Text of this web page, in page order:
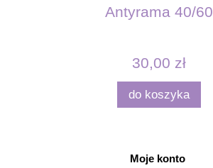
Antyrama 40/60
30,00 zł
do koszyka
Moje konto